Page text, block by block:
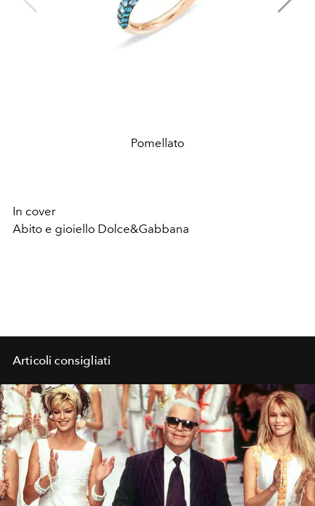
Pomellato
In cover
Abito e gioiello Dolce&Gabbana
Articoli consigliati